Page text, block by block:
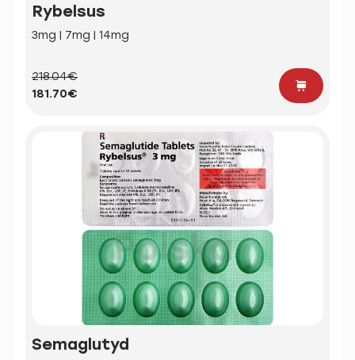
Rybelsus
3mg | 7mg | 14mg
218.04€
181.70€
Semaglutyd